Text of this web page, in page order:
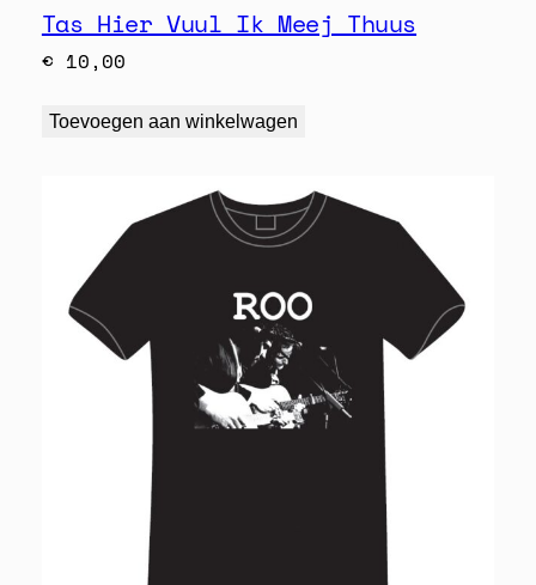
Tas Hier Vuul Ik Meej Thuus
€ 10,00
Toevoegen aan winkelwagen